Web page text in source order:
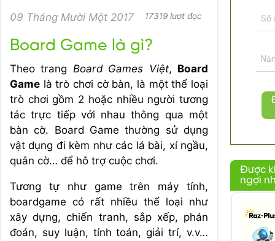
09 Tháng Mười Một 2017 17319 lượt đọc
Board Game là gì?
Theo trang Board Games Việt, Board
Game là trò chơi cờ bàn, là một thể loại
trò chơi gồm 2 hoặc nhiều người tương
tác trực tiếp với nhau thông qua một
bàn cờ. Board Game thường sử dụng
vật dụng đi kèm như các lá bài, xí ngầu,
quân cờ… để hỗ trợ cuộc chơi.
Tương tự như game trên máy tính,
boardgame có rất nhiều thể loại như
xây dựng, chiến tranh, sắp xếp, phán
đoán, suy luận, tính toán, giải trí, v.v…
Được
ngợi